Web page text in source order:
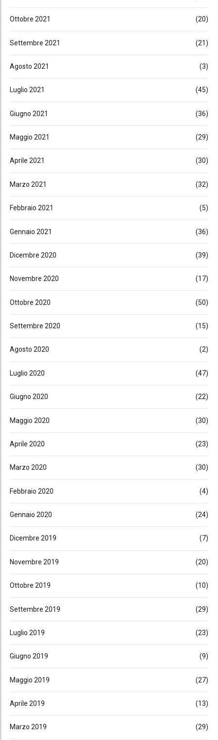
Ottobre 2021 (20)
Settembre 2021 (21)
Agosto 2021 (3)
Luglio 2021 (45)
Giugno 2021 (36)
Maggio 2021 (29)
Aprile 2021 (30)
Marzo 2021 (32)
Febbraio 2021 (5)
Gennaio 2021 (36)
Dicembre 2020 (39)
Novembre 2020 (17)
Ottobre 2020 (50)
Settembre 2020 (15)
Agosto 2020 (2)
Luglio 2020 (47)
Giugno 2020 (22)
Maggio 2020 (30)
Aprile 2020 (23)
Marzo 2020 (30)
Febbraio 2020 (4)
Gennaio 2020 (24)
Dicembre 2019 (7)
Novembre 2019 (20)
Ottobre 2019 (10)
Settembre 2019 (29)
Luglio 2019 (23)
Giugno 2019 (9)
Maggio 2019 (27)
Aprile 2019 (13)
Marzo 2019 (29)